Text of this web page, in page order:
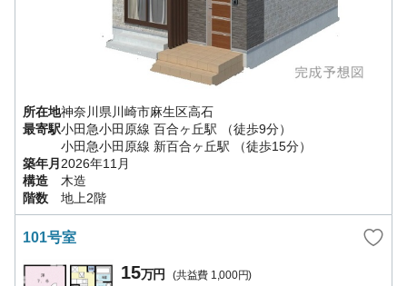
所在地神奈川県 川崎市麻生区高石
最寄駅小田急小田原線 百合ヶ丘駅
（徒歩9分）
小田急小田原線 新百合ヶ丘駅
（徒歩15分）
築年月 2026年11月
構造
木造
階数
地上2階
101号室
15万円 (共益費 1,000円)